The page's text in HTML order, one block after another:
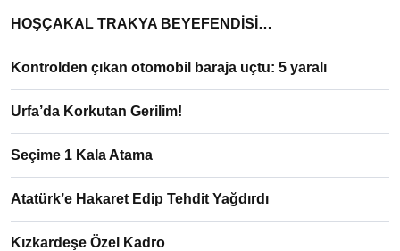
HOŞÇAKAL TRAKYA BEYEFENDİSİ…
Kontrolden çıkan otomobil baraja uçtu: 5 yaralı
Urfa’da Korkutan Gerilim!
Seçime 1 Kala Atama
Atatürk’e Hakaret Edip Tehdit Yağdırdı
Kızkardeşe Özel Kadro